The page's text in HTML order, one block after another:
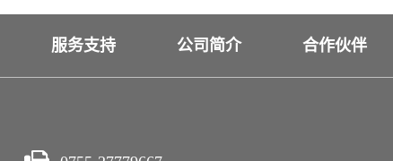
服务支持 公司简介 合作伙伴